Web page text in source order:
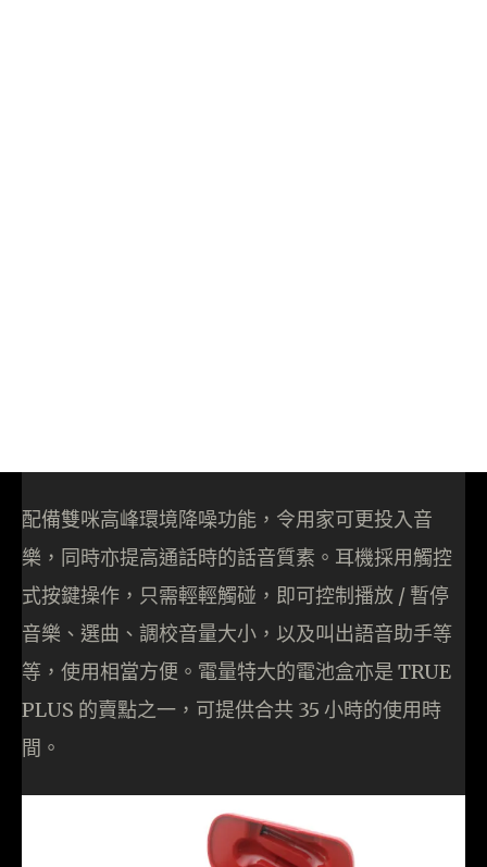
配備雙咪高峰環境降噪功能，令用家可更投入音
樂，同時亦提高通話時的話音質素。耳機採用觸控
式按鍵操作，只需輕輕觸碰，即可控制播放 / 暫停
音樂、選曲、調校音量大小，以及叫出語音助手等
等，使用相當方便。電量特大的電池盒亦是 TRUE
PLUS 的賣點之一，可提供合共 35 小時的使用時
間。